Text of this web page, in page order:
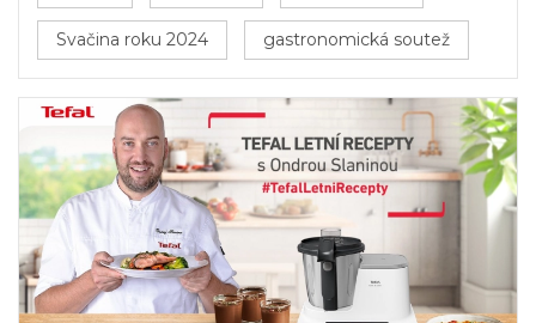
Svačina roku 2024 gastronomická soutež